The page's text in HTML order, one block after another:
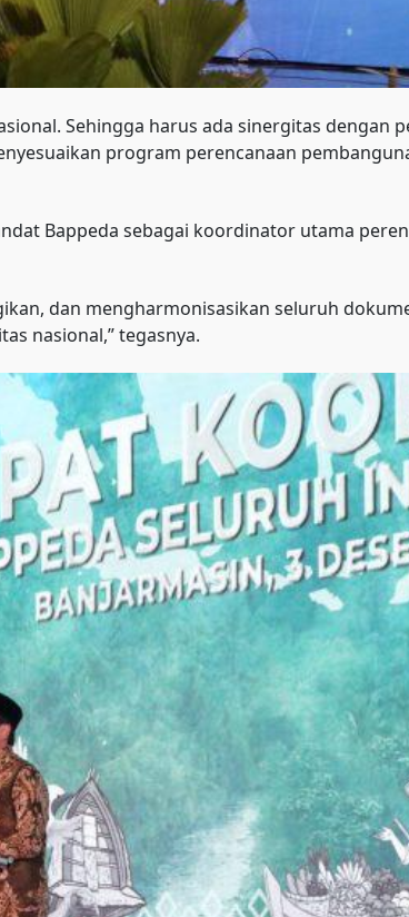
Sehingga harus ada sinergitas dengan
program perencanaan
Bappeda sebagai koordinator utama
dan mengharmonisasikan seluruh
nasional,” tegasnya.